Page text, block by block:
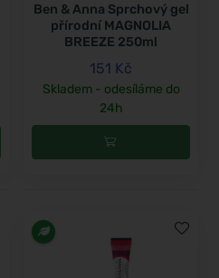
Ben & Anna Sprchový gel
přírodní MAGNOLIA
BREEZE 250ml
151 Kč
Skladem - odesíláme do
24h